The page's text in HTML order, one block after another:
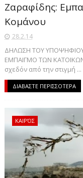
Ζαραφίδης:
Κομάνου
28.2.14
ΔΗΛΩΣΗ ΤΟΥ
ΕΜΠΑΙΓΜΟ ΤΩΝ
σχεδόν από την στιγμή ...
ΔΙΑΒΑΣΤΕ ΠΕΡΙΣΣΟΤΕΡΑ
ΚΑΙΡΌΣ